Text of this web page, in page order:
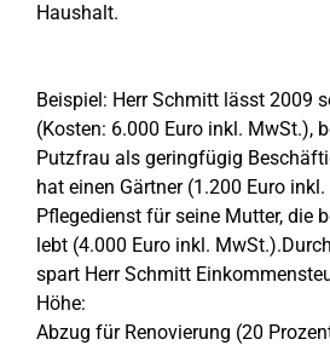
Haushalt.
Beispiel: Herr Schmitt lässt 2009
(Kosten: 6.000 Euro inkl. MwSt.),
Putzfrau als geringfügig
hat einen Gärtner (1.200 Euro
Pflegedienst für seine Mutter, die
lebt (4.000 Euro inkl.
spart Herr Schmitt
Höhe:
Abzug für Renovierung (20